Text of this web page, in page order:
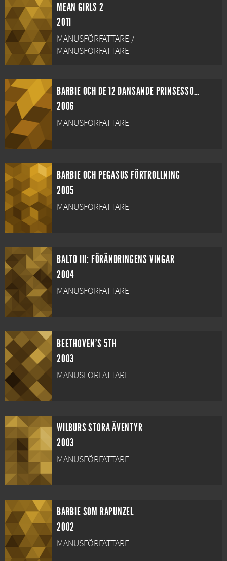
MEAN GIRLS 2
2011
MANUSFÖRFATTARE /
MANUSFÖRFATTARE
BARBIE OCH DE 12 DANSANDE PRINSESSORNA
2006
MANUSFÖRFATTARE
BARBIE OCH PEGASUS FÖRTROLLNING
2005
MANUSFÖRFATTARE
BALTO III: FÖRÄNDRINGENS VINGAR
2004
MANUSFÖRFATTARE
BEETHOVEN'S 5TH
2003
MANUSFÖRFATTARE
WILBURS STORA ÄVENTYR
2003
MANUSFÖRFATTARE
BARBIE SOM RAPUNZEL
2002
MANUSFÖRFATTARE